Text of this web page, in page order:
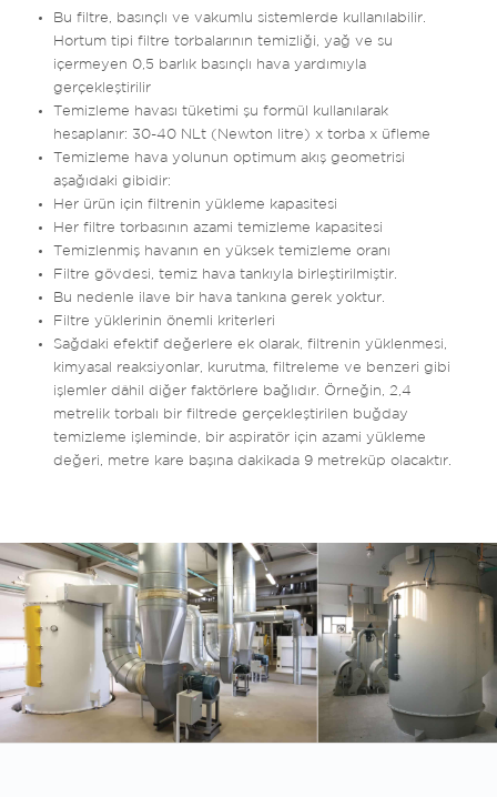
Bu filtre, basınçlı ve vakumlu sistemlerde kullanılabilir.
Hortum tipi filtre torbalarının temizliği, yağ ve su
içermeyen 0,5 barlık basınçlı hava yardımıyla
gerçekleştirilir
Temizleme havası tüketimi şu formül kullanılarak
hesaplanır: 30-40 NLt (Newton litre) x torba x üfleme
Temizleme hava yolunun optimum akış geometrisi
aşağıdaki gibidir:
Her ürün için filtrenin yükleme kapasitesi
Her filtre torbasının azami temizleme kapasitesi
Temizlenmiş havanın en yüksek temizleme oranı
Filtre gövdesi, temiz hava tankıyla birleştirilmiştir.
Bu nedenle ilave bir hava tankına gerek yoktur.
Filtre yüklerinin önemli kriterleri
Sağdaki efektif değerlere ek olarak, filtrenin yüklenmesi,
kimyasal reaksiyonlar, kurutma, filtreleme ve benzeri gibi
işlemler dâhil diğer faktörlere bağlıdır. Örneğin, 2,4
metrelik torbalı bir filtrede gerçekleştirilen buğday
temizleme işleminde, bir aspiratör için azami yükleme
değeri, metre kare başına dakikada 9 metreküp olacaktır.